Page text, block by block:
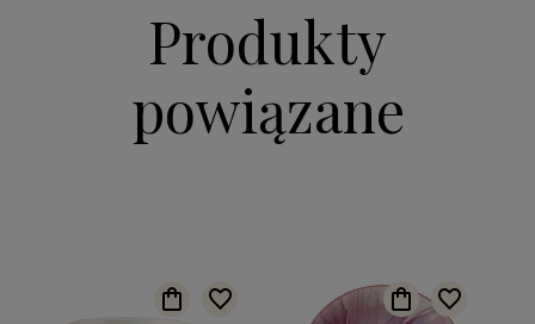
Produkty
powiązane